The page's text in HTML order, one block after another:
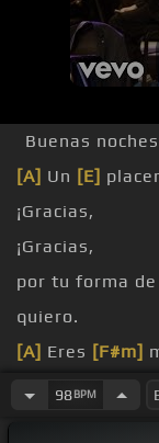
Buenas
[A] Un [E]
¡Gracias,
¡Gracias,
por tu forma
quiero.
[A] Eres [F#m]
mar, mi
98BPM